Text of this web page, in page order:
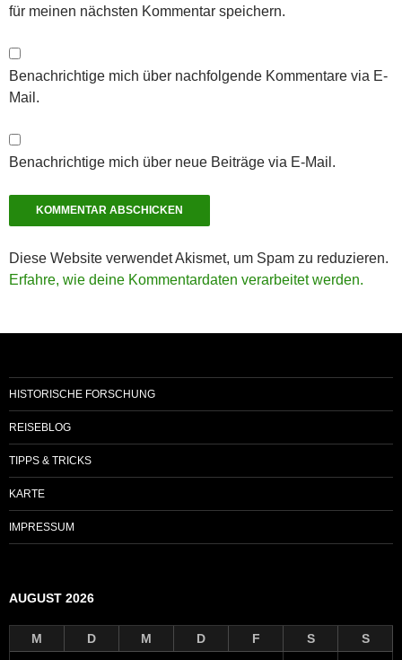
für meinen nächsten Kommentar speichern.
Benachrichtige mich über nachfolgende Kommentare via E-
Mail.
Benachrichtige mich über neue Beiträge via E-Mail.
Diese Website verwendet Akismet, um Spam zu reduzieren.
Erfahre, wie deine Kommentardaten verarbeitet werden.
HISTORISCHE FORSCHUNG
REISEBLOG
TIPPS & TRICKS
KARTE
IMPRESSUM
AUGUST 2026
M D M D F S
S